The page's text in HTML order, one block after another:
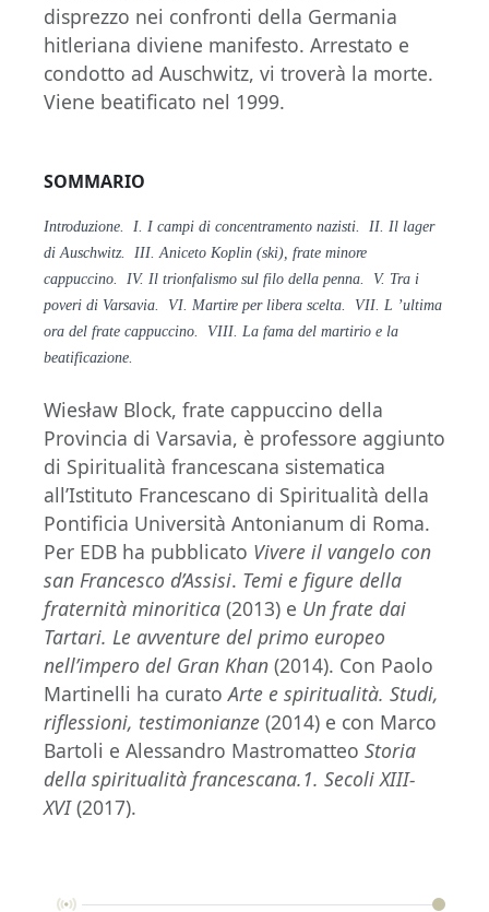
disprezzo nei confronti della Germania
hitleriana diviene manifesto. Arrestato e
condotto ad Auschwitz, vi troverà la morte.
Viene beatificato nel 1999.
SOMMARIO
Introduzione. I. I campi di concentramento nazisti. II. Il lager
di Auschwitz. III. Aniceto Koplin (ski), frate minore
cappuccino. IV. Il trionfalismo sul filo della penna. V. Tra i
poveri di Varsavia. VI. Martire per libera scelta. VII. L ’ultima
ora del frate cappuccino. VIII. La fama del martirio e la
beatificazione.
Wiesław Block, frate cappuccino della
Provincia di Varsavia, è professore aggiunto
di Spiritualità francescana sistematica
all’Istituto Francescano di Spiritualità della
Pontificia Università Antonianum di Roma.
Per EDB ha pubblicato Vivere il vangelo con
san Francesco d’Assisi. Temi e figure della
fraternità minoritica (2013) e Un frate dai
Tartari. Le avventure del primo europeo
nell’impero del Gran Khan (2014). Con Paolo
Martinelli ha curatoArte e spiritualità. Studi,
riflessioni, testimonianze (2014) e con Marco
Bartoli e Alessandro Mastromatteo Storia
della spiritualità francescana.1. Secoli XIII-
XVI(2017).